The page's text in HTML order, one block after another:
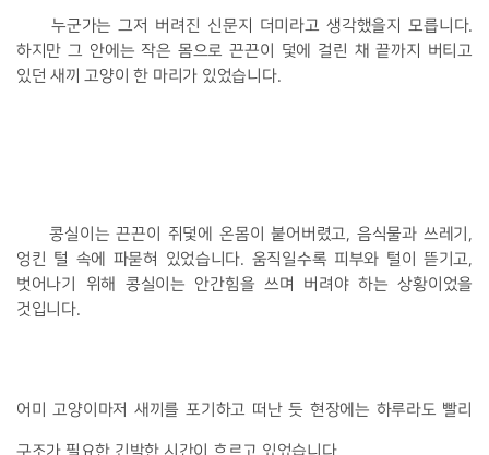
누군가는 그저 버려진 신문지 더미라고 생각했을지 모릅니다.
하지만 그 안에는 작은 몸으로 끈끈이 덫에 걸린 채 끝까지 버티고
있던 새끼 고양이 한 마리가 있었습니다.
콩실이는 끈끈이 쥐덫에 온몸이 붙어버렸고, 음식물과 쓰레기,
엉킨 털 속에 파묻혀 있었습니다. 움직일수록 피부와 털이 뜯기고,
벗어나기 위해 콩실이는 안간힘을 쓰며 버려야 하는 상황이었을
것입니다.
어미 고양이마저 새끼를 포기하고 떠난 듯 현장에는 하루라도 빨리